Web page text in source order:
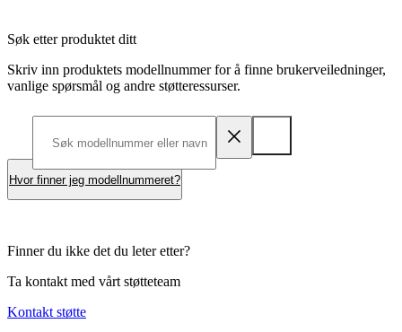
Søk etter produktet ditt
Skriv inn produktets modellnummer for å finne brukerveiledninger,
vanlige spørsmål og andre støtteressurser.
Hvor finner jeg modellnummeret?
Finner du ikke det du leter etter?
Ta kontakt med vårt støtteteam
Kontakt støtte